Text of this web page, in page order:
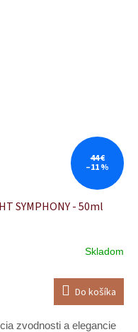
44 €
–11 %
SYMPHONY - 50ml
Skladom
Do košíka
zvodnosti a elegancie